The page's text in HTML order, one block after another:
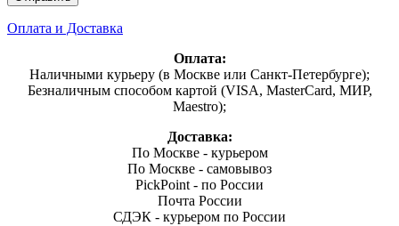
Оплата и Доставка
Оплата:
Наличными курьеру (в Москве или Санкт-Петербурге);
Безналичным способом картой (VISA, MasterCard, МИР,
Maestro);
Доставка:
По Москве - курьером
По Москве - самовывоз
PickPoint - по России
Почта России
СДЭК - курьером по России